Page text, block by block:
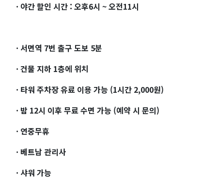
· 야간 할인 시간 : 오후6시 ~ 오전11시
· 서면역 7번 출구 도보 5분
· 건물 지하 1층에 위치
· 타워 주차장 유료 이용 가능 (1시간 2,000원)
· 밤 12시 이후 무료 수면 가능 (예약 시 문의)
· 연중무휴
· 베트남 관리사
· 샤워 가능